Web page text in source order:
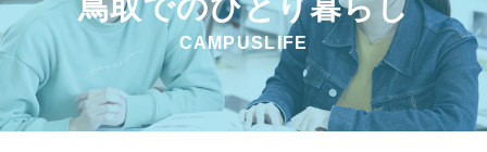
鳥取でのひとり暮らし
CAMPUSLIFE